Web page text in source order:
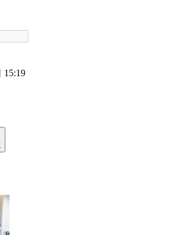
15:19